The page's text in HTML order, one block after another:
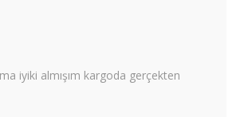
iyiki almışım kargoda gerçekten